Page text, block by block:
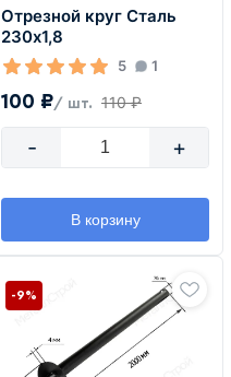
Отрезной круг Сталь
230х1,8
5 1
100 ₽/ шт. 110 ₽
- +
В корзину
-9%